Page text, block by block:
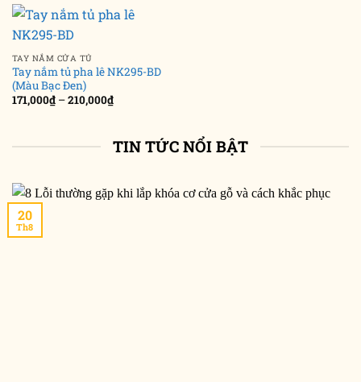
đến
558,000₫
TAY NẮM CỬA TỦ
Tay nắm tủ pha lê NK295-BD
(Màu Bạc Đen)
171,000₫ –210,000₫Khoảng
giá:
đến
210,000₫
TIN TỨC NỔI BẬT
20
Th8